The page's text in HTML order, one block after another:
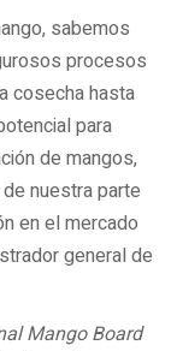
sabemos
procesos
cosecha hasta
para
de mangos,
nuestra parte
en el mercado
general de
Mango Board